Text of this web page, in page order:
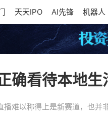
天天IPO AI先锋 机器人
确看待本地生
播难以称得上是新赛道，也并